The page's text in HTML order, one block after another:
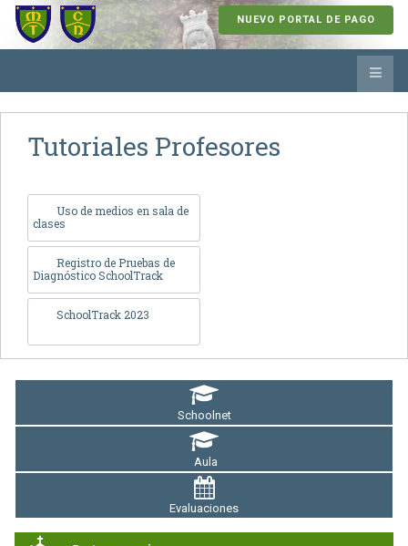
NUEVO PORTAL DE PAGO
Tutoriales Profesores
Uso de medios en sala de
clases
Registro de Pruebas de
Diagnóstico SchoolTrack
SchoolTrack 2023
Schoolnet
Aula
Evaluaciones